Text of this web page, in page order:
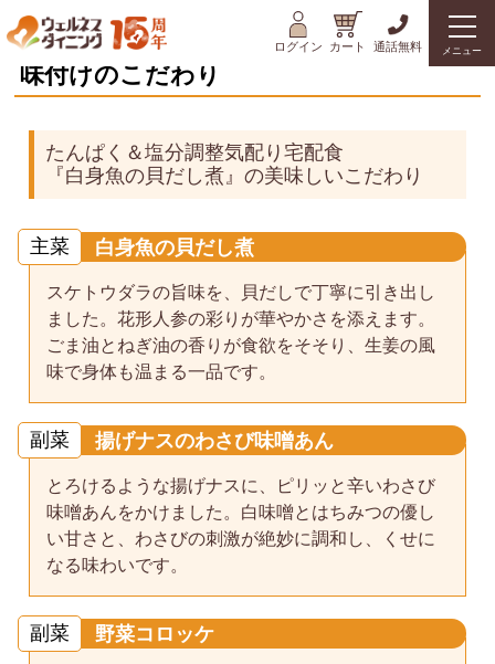
ログイン カート 通話無料 メニュー
味付けのこだわり
たんぱく＆塩分調整気配り宅配食
『白身魚の貝だし煮』の美味しいこだわり
主菜 白身魚の貝だし煮
スケトウダラの旨味を、貝だしで丁寧に引き出し
ました。花形人参の彩りが華やかさを添えます。
ごま油とねぎ油の香りが食欲をそそり、生姜の風
味で身体も温まる一品です。
副菜 揚げナスのわさび味噌あん
とろけるような揚げナスに、ピリッと辛いわさび
味噌あんをかけました。白味噌とはちみつの優し
い甘さと、わさびの刺激が絶妙に調和し、くせに
なる味わいです。
副菜 野菜コロッケ